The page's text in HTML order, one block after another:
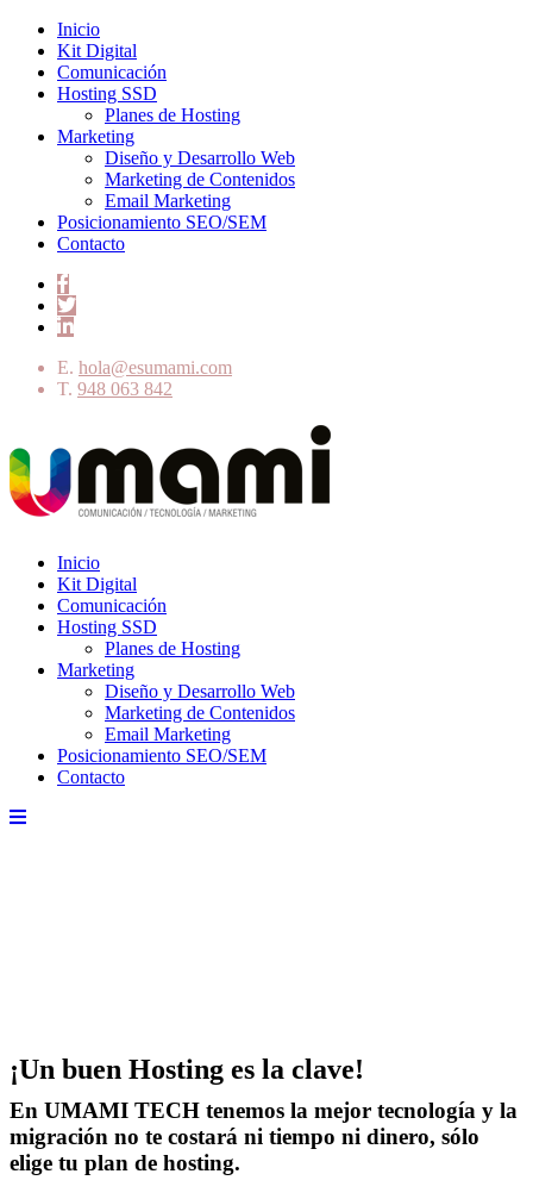
Inicio
Kit Digital
Comunicación
Hosting SSD
Planes de Hosting
Marketing
Diseño y Desarrollo Web
Marketing de Contenidos
Email Marketing
Posicionamiento SEO/SEM
Contacto
E. hola@esumami.com
T. 948 063 842
Inicio
Kit Digital
Comunicación
Hosting SSD
Planes de Hosting
Marketing
Diseño y Desarrollo Web
Marketing de Contenidos
Email Marketing
Posicionamiento SEO/SEM
Contacto
¡Un buen Hosting es la clave!
En UMAMI TECH tenemos la mejor tecnología y la
migración no te costará ni tiempo ni dinero, sólo
elige tu plan de hosting.